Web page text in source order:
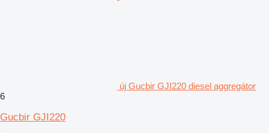
új Gucbir GJI220 diesel aggregátor
6
Gucbir GJI220